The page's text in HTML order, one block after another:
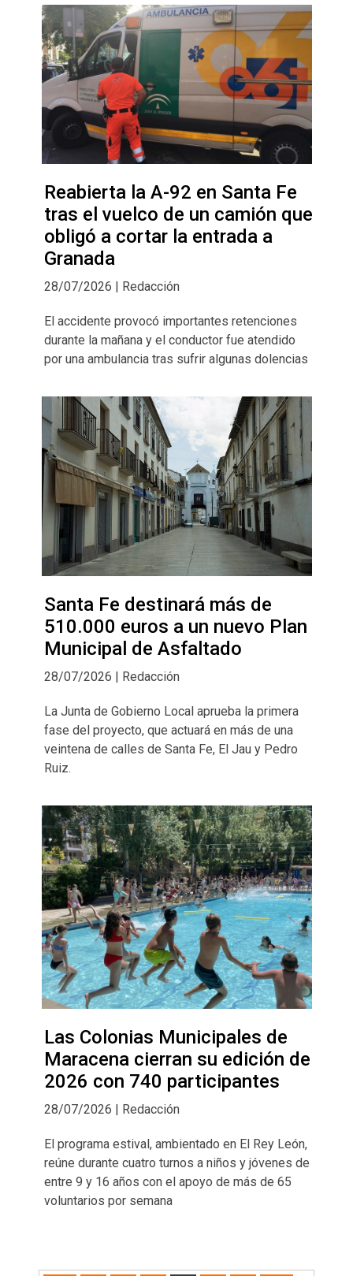
Reabierta la A-92 en Santa Fe
tras el vuelco de un camión que
obligó a cortar la entrada a
Granada
28/07/2026 | Redacción
El accidente provocó importantes retenciones
durante la mañana y el conductor fue atendido
por una ambulancia tras sufrir algunas dolencias
Santa Fe destinará más de
510.000 euros a un nuevo Plan
Municipal de Asfaltado
28/07/2026 | Redacción
La Junta de Gobierno Local aprueba la primera
fase del proyecto, que actuará en más de una
veintena de calles de Santa Fe, El Jau y Pedro
Ruiz.
Las Colonias Municipales de
Maracena cierran su edición de
2026 con 740 participantes
28/07/2026 | Redacción
El programa estival, ambientado en El Rey León,
reúne durante cuatro turnos a niños y jóvenes de
entre 9 y 16 años con el apoyo de más de 65
voluntarios por semana